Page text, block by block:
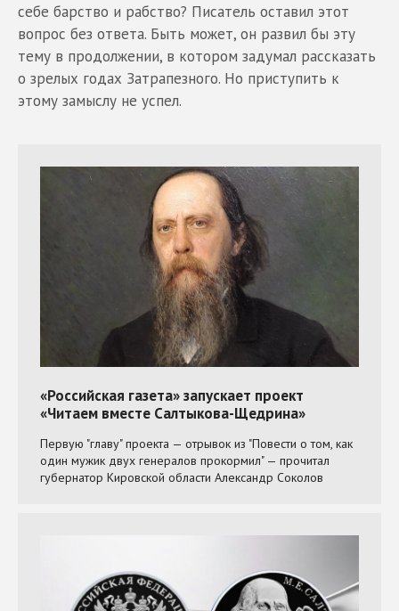
себе барство и рабство? Писатель оставил этот
вопрос без ответа. Быть может, он развил бы эту
тему в продолжении, в котором задумал рассказать
о зрелых годах Затрапезного. Но приступить к
этому замыслу не успел.